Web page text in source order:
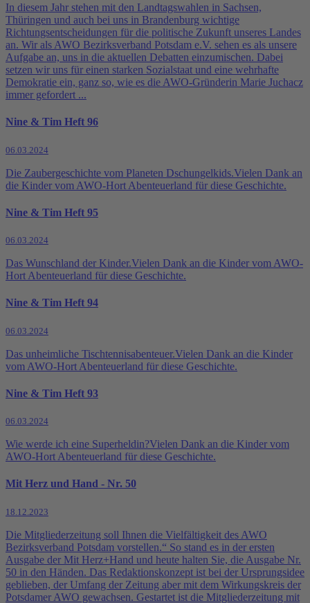
In diesem Jahr stehen mit den Landtagswahlen in Sachsen,
Thüringen und auch bei uns in Brandenburg wichtige
Richtungsentscheidungen für die politische Zukunft unseres Landes
an. Wir als AWO Bezirksverband Potsdam e.V. sehen es als unsere
Aufgabe an, uns in die aktuellen Debatten einzumischen. Dabei
setzen wir uns für einen starken Sozialstaat und eine wehrhafte
Demokratie ein, ganz so, wie es die AWO-Gründerin Marie Juchacz
immer gefordert ...
Nine & Tim Heft 96
06.03.2024
Die Zaubergeschichte vom Planeten Dschungelkids.Vielen Dank an
die Kinder vom AWO-Hort Abenteuerland für diese Geschichte.
Nine & Tim Heft 95
06.03.2024
Das Wunschland der Kinder.Vielen Dank an die Kinder vom AWO-
Hort Abenteuerland für diese Geschichte.
Nine & Tim Heft 94
06.03.2024
Das unheimliche Tischtennisabenteuer.Vielen Dank an die Kinder
vom AWO-Hort Abenteuerland für diese Geschichte.
Nine & Tim Heft 93
06.03.2024
Wie werde ich eine Superheldin?Vielen Dank an die Kinder vom
AWO-Hort Abenteuerland für diese Geschichte.
Mit Herz und Hand - Nr. 50
18.12.2023
Die Mitgliederzeitung soll Ihnen die Vielfältigkeit des AWO
Bezirksverband Potsdam vorstellen.“ So stand es in der ersten
Ausgabe der Mit Herz+Hand und heute halten Sie, die Ausgabe Nr.
50 in den Händen. Das Redaktionskonzept ist bei der Ursprungsidee
geblieben, der Umfang der Zeitung aber mit dem Wirkungskreis der
Potsdamer AWO gewachsen. Gestartet ist die Mitgliederzeitung mit